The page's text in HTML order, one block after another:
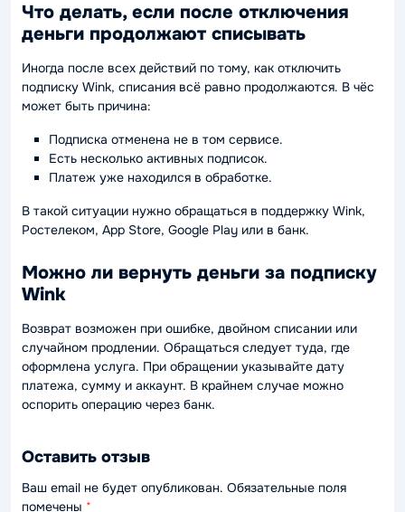
Что делать, если после отключения
деньги продолжают списывать
Иногда после всех действий по тому, как отключить
подписку Wink, списания всё равно продолжаются. В чёс
может быть причина:
Подписка отменена не в том сервисе.
Есть несколько активных подписок.
Платеж уже находился в обработке.
В такой ситуации нужно обращаться в поддержку Wink,
Ростелеком, App Store, Google Play или в банк.
Можно ли вернуть деньги за подписку
Wink
Возврат возможен при ошибке, двойном списании или
случайном продлении. Обращаться следует туда, где
оформлена услуга. При обращении указывайте дату
платежа, сумму и аккаунт. В крайнем случае можно
оспорить операцию через банк.
Оставить отзыв
Ваш email не будет опубликован. Обязательные поля
помечены *